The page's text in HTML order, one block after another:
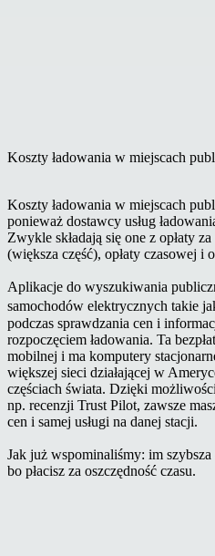
Koszty ładowania w miejscach
Koszty ładowania w miejscach
ponieważ dostawcy usług
Zwykle składają się one z opłaty
(większa część), opłaty czasowej i
Aplikacje do wyszukiwania
samochodów elektrycznych takie
podczas sprawdzania cen i
rozpoczęciem ładowania. Ta
mobilnej i ma komputery
większej sieci działającej w
częściach świata. Dzięki
np. recenzji Trust Pilot, zawsze
cen i samej usługi na danej stacji.
Jak już wspominaliśmy: im
bo płacisz za oszczędność czasu.